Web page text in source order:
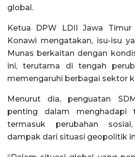
global.
Ketua DPW LDII Jawa
Konawi mengatakan, isu-isu
Munas berkaitan dengan
ini, terutama di tengah
memengaruhi berbagai sektor
Menurut dia, penguatan
penting dalam menghadapi
termasuk perubahan
dampak dari situasi geopolitik